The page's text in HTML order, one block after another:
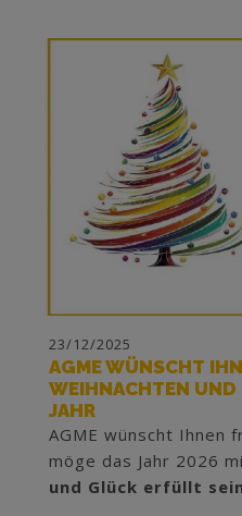
23/12/2025
AGME WÜNSCHT
WEIHNACHTEN UND
JAHR
AGME wünscht Ihnen
möge das Jahr 2026
und Glück erfüllt